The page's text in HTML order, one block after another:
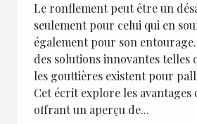
Le ronflement peut être un
seulement pour celui qui en
également pour son
des solutions innovantes telles
les gouttières existent pour
Cet écrit explore les avantages
offrant un aperçu de...